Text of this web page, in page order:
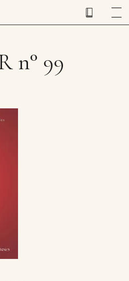
n° 99